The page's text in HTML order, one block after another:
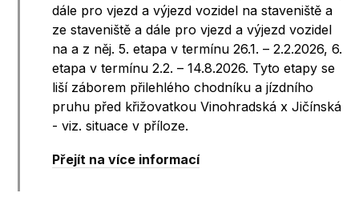
dále pro vjezd a výjezd vozidel na staveniště a
ze staveniště a dále pro vjezd a výjezd vozidel
na a z něj. 5. etapa v termínu 26.1. – 2.2.2026, 6.
etapa v termínu 2.2. – 14.8.2026. Tyto etapy se
liší záborem přilehlého chodníku a jízdního
pruhu před křižovatkou Vinohradská x Jičínská
- viz. situace v příloze.
Přejít na více informací